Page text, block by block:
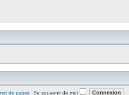
de passe Se souvenir de moi